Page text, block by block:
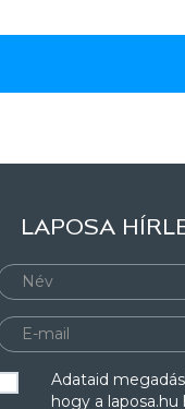
LAPOSA
Adataid
hogy a